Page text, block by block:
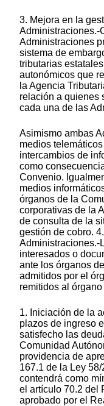
3. Mejora en la
Administraciones.-
Administraciones
sistema de
tributarias
autonómicos que
la Agencia
relación a quienes
cada una de las
Asimismo ambas
medios
intercambios de
como
Convenio.
medios
órganos de la
corporativas de la
de consulta de la
gestión de cobro.
Administraciones.-
interesados o
ante los órganos
admitidos por el
remitidos al
1. Iniciación de la
plazos de ingreso
satisfecho las
Comunidad
providencia de
167.1 de la Ley
contendrá como
el artículo 70.2 del
aprobado por el